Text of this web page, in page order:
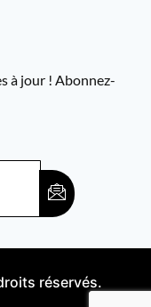
à jour ! Abonnez-
réservés.